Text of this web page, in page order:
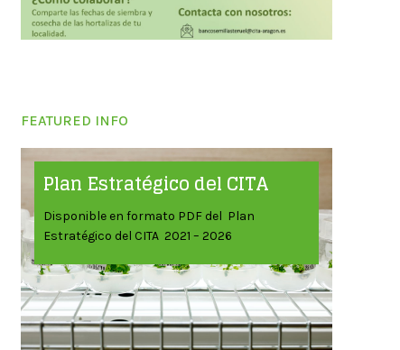
FEATURED INFO
Plan Estratégico del CITA
Disponible en formato PDF del Plan
Estratégico del CITA 2021 – 2026